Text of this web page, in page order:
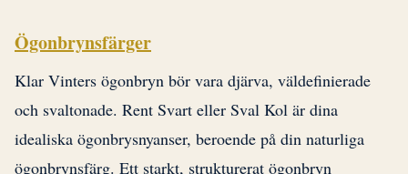
Ögonbrynsfärger
Klar Vinters ögonbryn bör vara djärva, väldefinierade
och svaltonade. Rent Svart eller Sval Kol är dina
idealiska ögonbrysnyanser, beroende på din naturliga
ögonbrynsfärg. Ett starkt, strukturerat ögonbryn